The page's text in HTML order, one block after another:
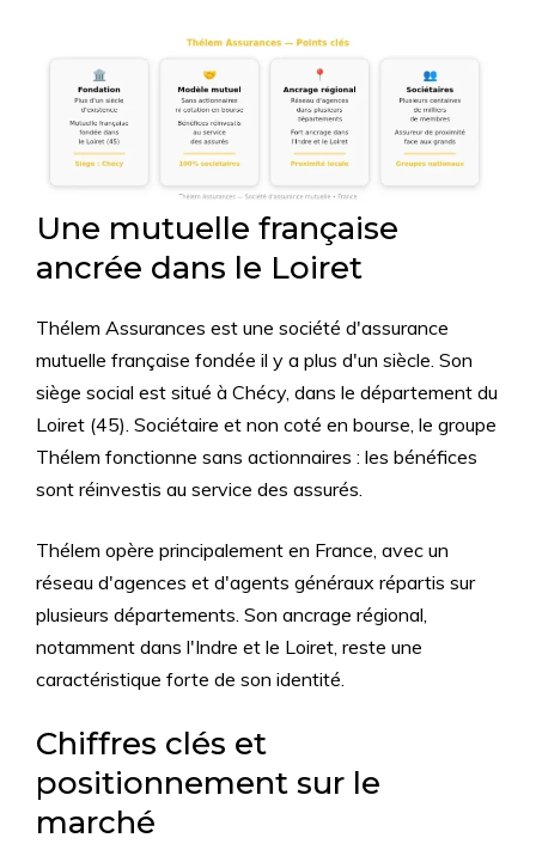
Une mutuelle française
ancrée dans le Loiret
Thélem Assurances est une société d'assurance
mutuelle française fondée il y a plus d'un siècle. Son
siège social est situé à Chécy, dans le département du
Loiret (45). Sociétaire et non coté en bourse, le groupe
Thélem fonctionne sans actionnaires : les bénéfices
sont réinvestis au service des assurés.
Thélem opère principalement en France, avec un
réseau d'agences et d'agents généraux répartis sur
plusieurs départements. Son ancrage régional,
notamment dans l'Indre et le Loiret, reste une
caractéristique forte de son identité.
Chiffres clés et
positionnement sur le
marché